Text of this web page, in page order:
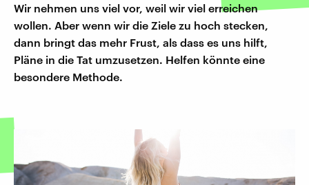
Wir nehmen uns viel vor, weil wir viel erreichen
wollen. Aber wenn wir die Ziele zu hoch stecken,
dann bringt das mehr Frust, als dass es uns hilft,
Pläne in die Tat umzusetzen. Helfen könnte eine
besondere Methode.